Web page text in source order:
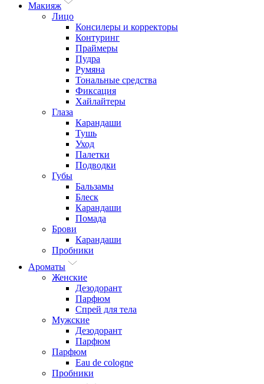
Макияж
Лицо
Консилеры и корректоры
Контуринг
Праймеры
Пудра
Румяна
Тональные средства
Фиксация
Хайлайтеры
Глаза
Карандаши
Тушь
Уход
Палетки
Подводки
Губы
Бальзамы
Блеск
Карандаши
Помада
Брови
Карандаши
Пробники
Ароматы
Женские
Дезодорант
Парфюм
Спрей для тела
Мужские
Дезодорант
Парфюм
Парфюм
Eau de cologne
Пробники